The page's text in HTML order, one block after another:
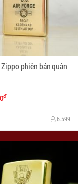
phiên bản quân
đ
6.599